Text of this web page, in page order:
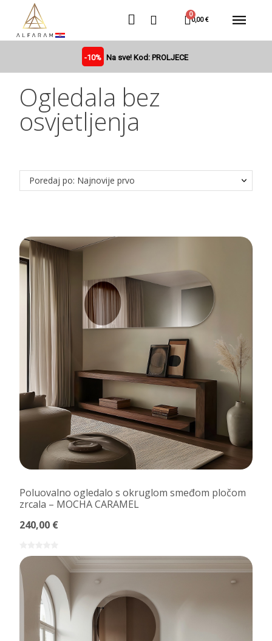
0,00 €
-10% Na sve! Kod: PROLJECE
Ogledala bez
osvjetljenja
Poredaj po: Najnovije prvo
Poluovalno ogledalo s okruglom smeđom pločom
zrcala – MOCHA CARAMEL
240,00 €